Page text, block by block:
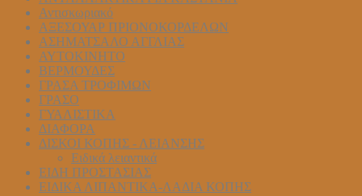
Αντισκωριακό
ΑΞΕΣΟΥΑΡ ΠΡΙΟΝΟΚΟΡΔΕΛΩΝ
ΑΣΗΜΑΤΣΑΛΟ ΑΓΓΛΙΑΣ
ΑΥΤΟΚΙΝΗΤΟ
ΒΕΡΜΟΥΔΕΣ
ΓΡΑΣΑ ΤΡΟΦΙΜΩΝ
ΓΡΑΣΟ
ΓΥΑΛΙΣΤΙΚΑ
ΔΙΑΦΟΡΑ
ΔΙΣΚΟΙ ΚΟΠΗΣ - ΛΕΙΑΝΣΗΣ
Ειδικά λειαντικά
ΕΙΔΗ ΠΡΟΣΤΑΣΙΑΣ
ΕΙΔΙΚΑ ΛΙΠΑΝΤΙΚΑ-ΛΑΔΙΑ ΚΟΠΗΣ